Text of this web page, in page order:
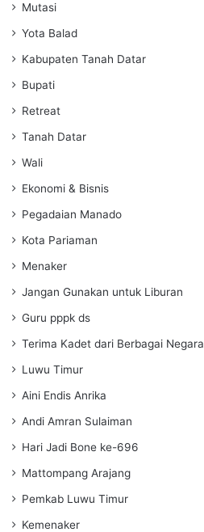
Mutasi
Yota Balad
Kabupaten Tanah Datar
Bupati
Retreat
Tanah Datar
Wali
Ekonomi & Bisnis
Pegadaian Manado
Kota Pariaman
Menaker
Jangan Gunakan untuk Liburan
Guru pppk ds
Terima Kadet dari Berbagai Negara
Luwu Timur
Aini Endis Anrika
Andi Amran Sulaiman
Hari Jadi Bone ke-696
Mattompang Arajang
Pemkab Luwu Timur
Kemenaker